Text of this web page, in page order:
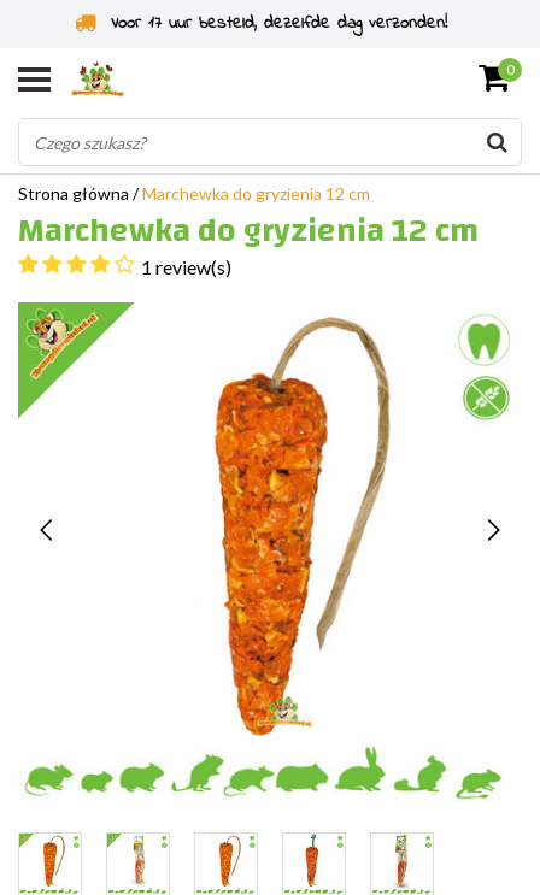
Specjaliści od gryzoni od 2011 roku
0
Strona główna /Marchewka do gryzienia 12 cm
Marchewka do gryzienia 12 cm
1 review(s)